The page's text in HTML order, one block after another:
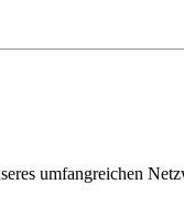
umfangreichen